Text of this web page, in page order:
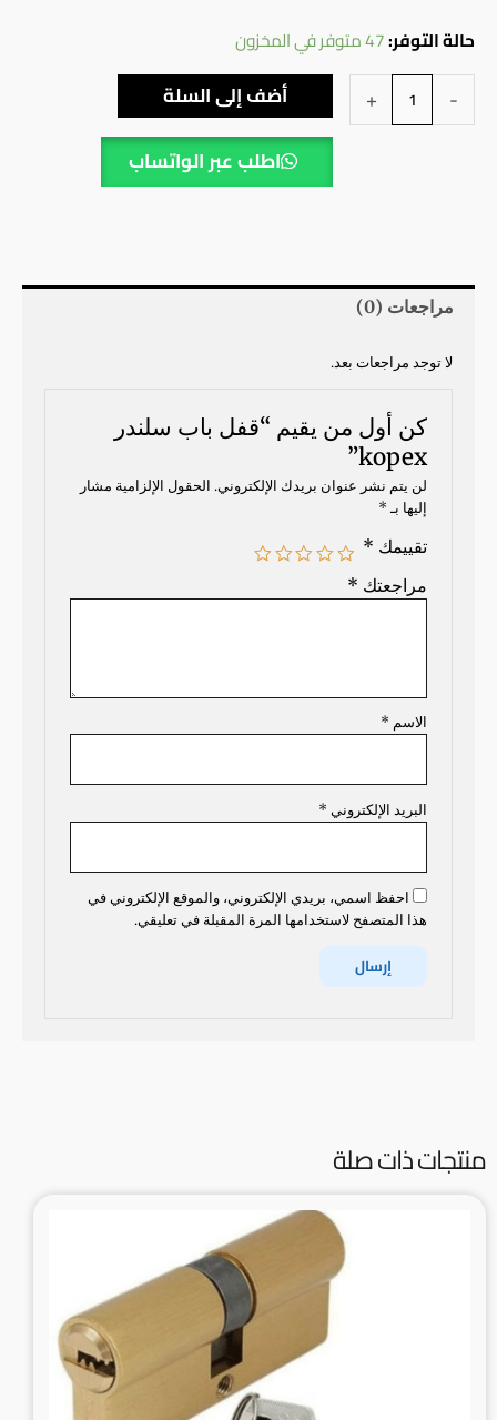
حالة التوفر:47 متوفر في المخزون
-
كمية
قفل
باب
سلندر
+
أضف إلى السلة
اطلب عبر الواتساب
مراجعات (0)
لا توجد مراجعات بعد.
كن أول من يقيم “قفل باب سلندر
kopex”
لن يتم نشر عنوان بريدك الإلكتروني. الحقول الإلزامية مشار
إليها بـ*
تقييمك *
مراجعتك *
الاسم *
البريد الإلكتروني *
احفظ اسمي، بريدي الإلكتروني، والموقع الإلكتروني في
هذا المتصفح لاستخدامها المرة المقبلة في تعليقي.
منتجات ذات صلة